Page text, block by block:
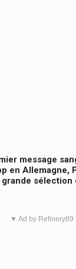
message
en Allemagne,
grande sélection
▼ Ad by Refinery89